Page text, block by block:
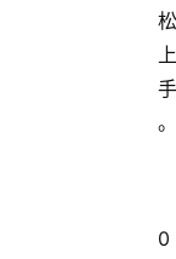
松
上
手
。
0